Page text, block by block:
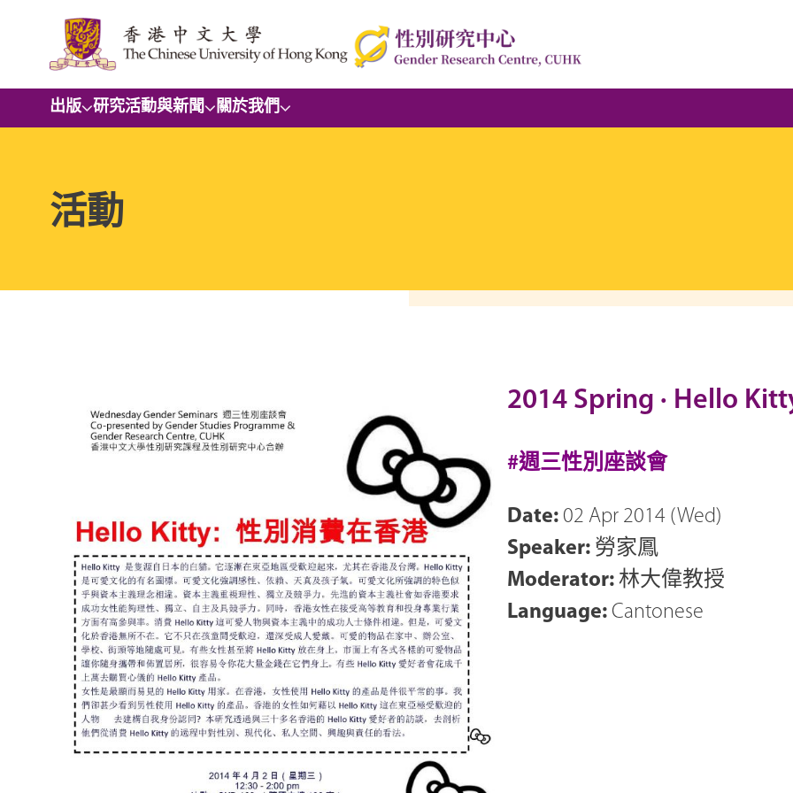
出版 研究活動與新聞 關於我們
活動
2014 Spring · Hello
#週三性別座談會
Date: 02 Apr 2014 (Wed)
Speaker: 勞家鳳
Moderator: 林大偉教授
Language: Cantonese